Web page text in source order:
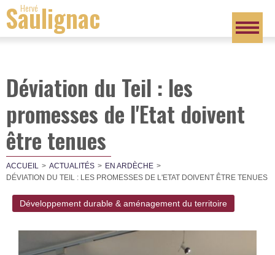
Hervé
Saulignac
Déviation du Teil : les
promesses de l'Etat doivent
être tenues
ACCUEIL ACTUALITÉS
EN ARDÈCHE
DÉVIATION DU TEIL : LES PROMESSES DE L'ETAT DOIVENT ÊTRE TENUES
Développement durable & aménagement du territoire